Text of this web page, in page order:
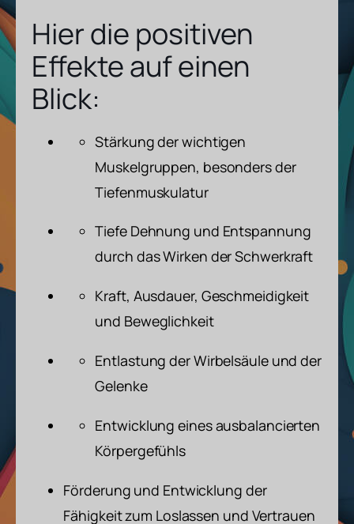
Hier die positiven
Effekte auf einen
Blick:
Stärkung der wichtigen
Muskelgruppen, besonders der
Tiefenmuskulatur
Tiefe Dehnung und Entspannung
durch das Wirken der Schwerkraft
Kraft, Ausdauer, Geschmeidigkeit
und Beweglichkeit
Entlastung der Wirbelsäule und der
Gelenke
Entwicklung eines ausbalancierten
Körpergefühls
Förderung und Entwicklung der
Fähigkeit zum Loslassen und Vertrauen